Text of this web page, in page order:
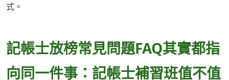
式。
記帳士放榜常見問題FAQ其實都指
向同一件事：記帳士補習班值不值